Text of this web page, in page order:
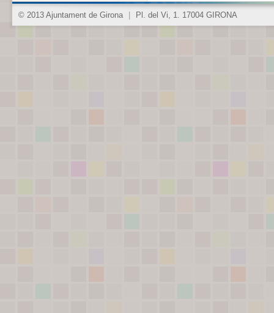
© 2013 Ajuntament de Girona Pl. del Vi, 1. 17004 GIRONA